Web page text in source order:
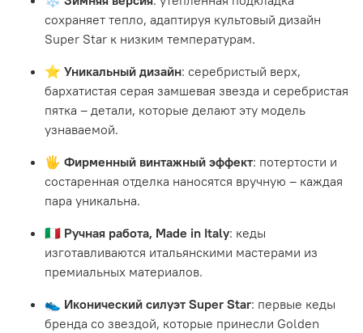
сохраняет тепло, адаптируя культовый дизайн
Super Star к низким температурам.
⭐ Уникальный дизайн: серебристый верх,
бархатистая серая замшевая звезда и серебристая
пятка – детали, которые делают эту модель
узнаваемой.
🖐️ Фирменный винтажный эффект: потертости и
состаренная отделка наносятся вручную – каждая
пара уникальна.
🇮🇹 Ручная работа, Made in Italy: кеды
изготавливаются итальянскими мастерами из
премиальных материалов.
👟 Иконический силуэт Super Star: первые кеды
бренда со звездой, которые принесли Golden